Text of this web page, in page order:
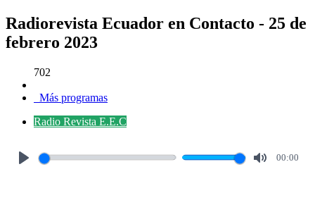
Radiorevista Ecuador en Contacto - 25 de
febrero 2023
702
Más programas
Radio Revista E.E.C
00:00